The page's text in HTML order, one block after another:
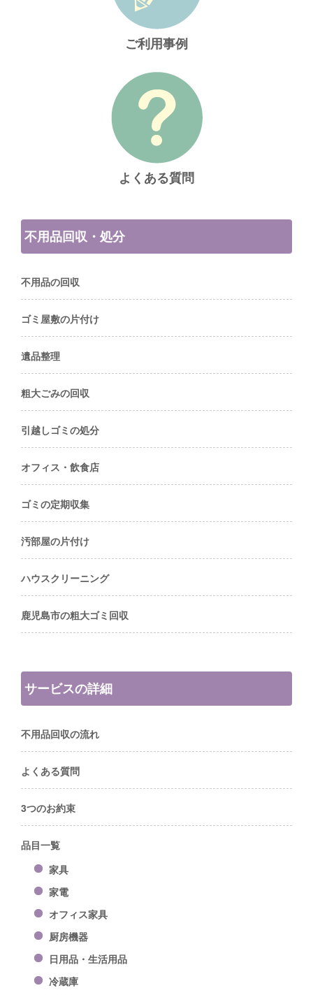
ご利用事例
よくある質問
不用品回収・処分
不用品の回収
ゴミ屋敷の片付け
遺品整理
粗大ごみの回収
引越しゴミの処分
オフィス・飲食店
ゴミの定期収集
汚部屋の片付け
ハウスクリーニング
鹿児島市の粗大ゴミ回収
サービスの詳細
不用品回収の流れ
よくある質問
3つのお約束
品目一覧
家具
家電
オフィス家具
厨房機器
日用品・生活用品
冷蔵庫